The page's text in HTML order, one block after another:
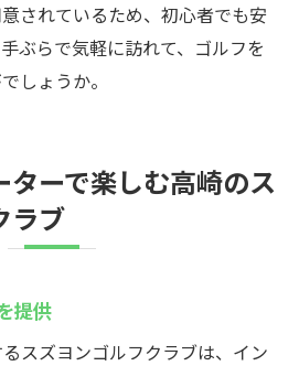
されているため、初心者でも安
ぶらで気軽に訪れて、ゴルフを
しょうか。
ーで楽しむ高崎のス
ラブ
提供
スズヨンゴルフクラブは、イン